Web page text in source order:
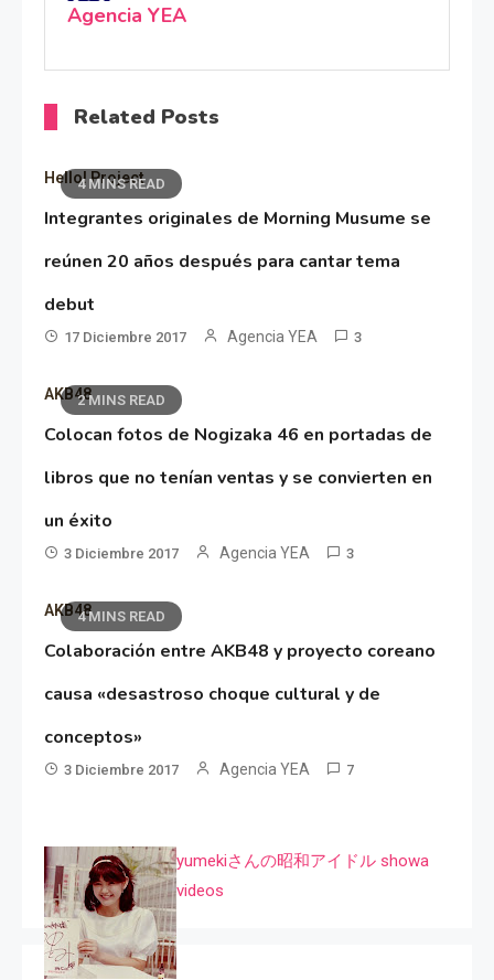
Agencia YEA
Related Posts
4 MINS READ
Hello! Project
Integrantes originales de Morning Musume se
reúnen 20 años después para cantar tema
debut
17 Diciembre 2017 Agencia YEA 3
2 MINS READ
AKB48
Colocan fotos de Nogizaka 46 en portadas de
libros que no tenían ventas y se convierten en
un éxito
3 Diciembre 2017 Agencia YEA 3
4 MINS READ
AKB48
Colaboración entre AKB48 y proyecto coreano
causa «desastroso choque cultural y de
conceptos»
3 Diciembre 2017 Agencia YEA 7
yumekiさんの昭和アイドル showa
videos